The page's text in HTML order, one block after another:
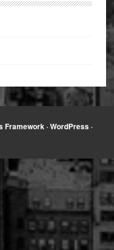
Framework ·WordPress ·